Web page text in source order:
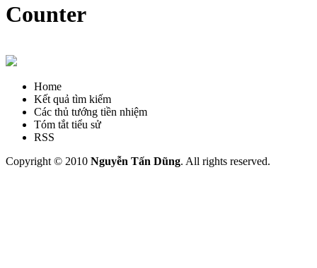
Counter
Home
Kết quả tìm kiếm
Các thủ tướng tiền nhiệm
Tóm tắt tiểu sử
RSS
Copyright © 2010 Nguyễn Tấn Dũng. All rights reserved.